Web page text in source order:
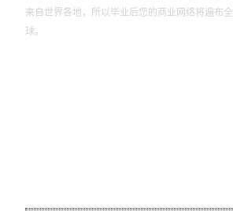
来自世界各地，所以毕业后您的商业网络将遍布全
球。